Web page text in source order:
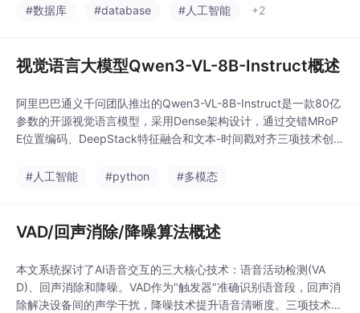
术路线，促进产学研协
面取得领先，荣耀
eo4j图数据库本身的初始化设置导致的问题在设置里进行修改即可
#数据库 #database #人工智能 +2
视觉语言大模型Qwen3-VL-8B-Instruct概述
阿里巴巴通义千问团队推出的Qwen3-VL-8B-Instruct是一款80亿
参数的开源视觉语言模型，采用Dense架构设计，通过交错MRoP
E位置编码、DeepStack特征融合和文本-时间戳对齐三项技术创
6K token长上下文，具备精准的工业质检（91.3%准确率）、视频
#人工智能 #python #多模态
VAD/回声消除/降噪算法概述
本文系统探讨了AI语音交互的三大核心技术：语音活动检测(VA
D)、回声消除和降噪。VAD作为"触发器"准确识别语音段，回声消
除解决设备间的声学干扰，降噪技术提升语音清晰度。三项技术协